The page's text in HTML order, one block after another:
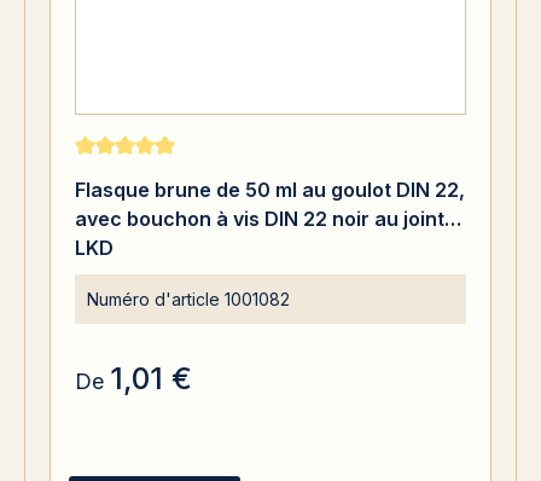
Flasque brune de 50 ml au goulot DIN 22,
avec bouchon à vis DIN 22 noir au joint
LKD
Numéro d'article 1001082
De 1,01 €